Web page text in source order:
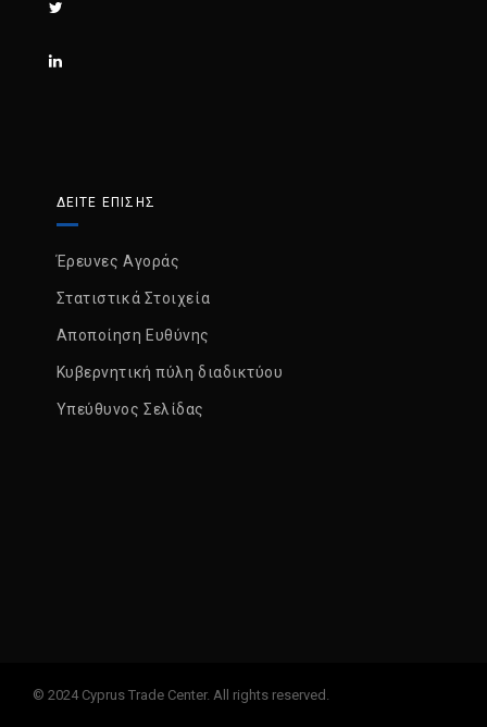
ΔΕΙΤΕ ΕΠΙΣΗΣ
Έρευνες Αγοράς
Στατιστικά Στοιχεία
Αποποίηση Ευθύνης
Κυβερνητική πύλη διαδικτύου
Υπεύθυνος Σελίδας
© 2024 Cyprus Trade Center. All rights reserved.